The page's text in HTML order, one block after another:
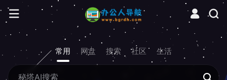
常用 网盘 搜索 社区 生活